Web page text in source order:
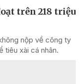
trên 218 triệu
nộp về công ty
tiêu xài cá nhân.